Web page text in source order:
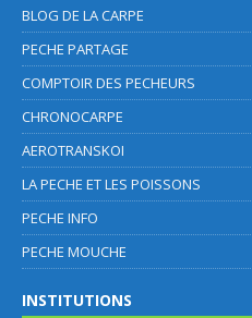
BLOG DE LA CARPE
PECHE PARTAGE
COMPTOIR DES PECHEURS
CHRONOCARPE
AEROTRANSKOI
LA PECHE ET LES POISSONS
PECHE INFO
PECHE MOUCHE
INSTITUTIONS